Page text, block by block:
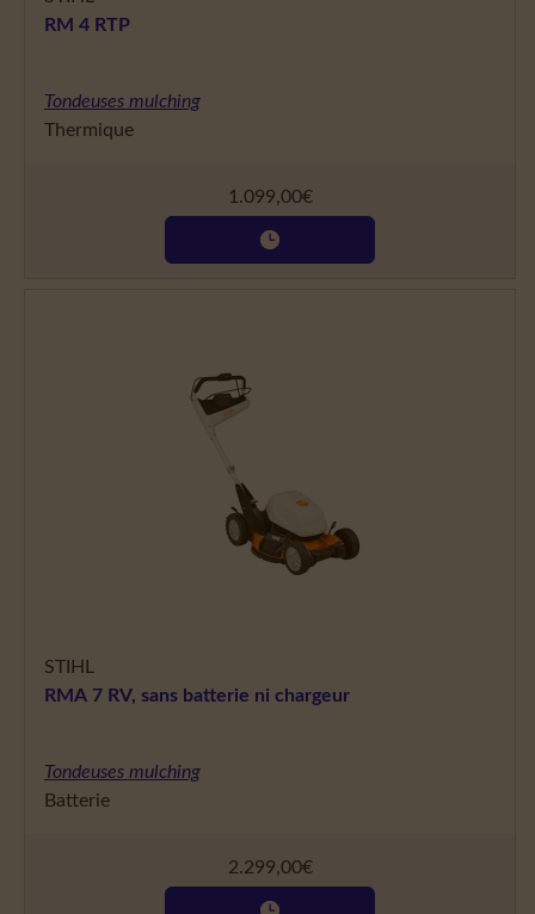
RM 4 RTP
Tondeuses mulching
Thermique
1.099,00€
STIHL
RMA 7 RV, sans batterie ni chargeur
Tondeuses mulching
Batterie
2.299,00€